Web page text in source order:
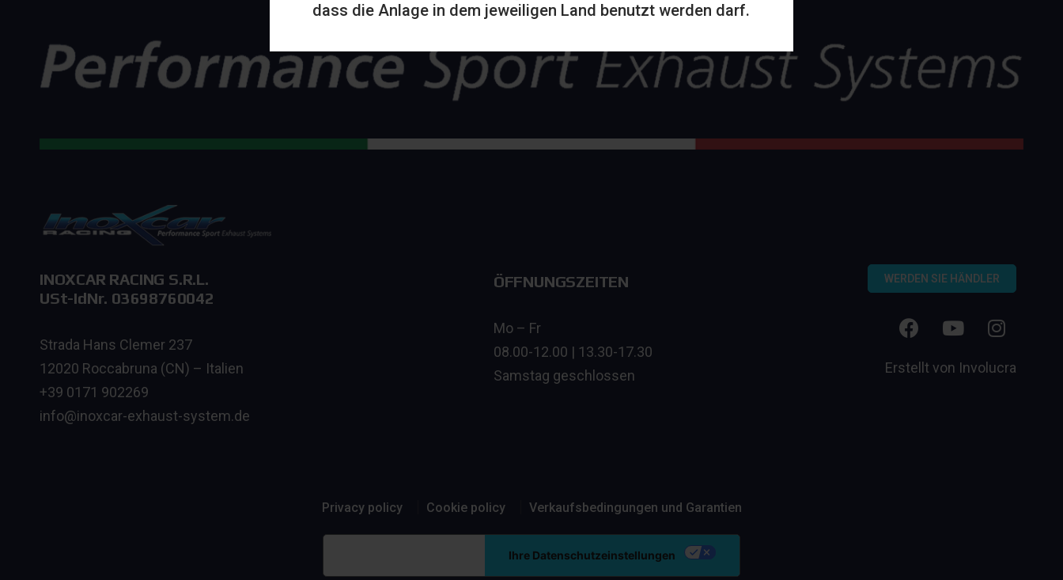
dass die Anlage in dem jeweiligen Land benutzt werden darf.
INOXCAR RACING S.R.L.
USt-IdNr. 03698760042
Strada Hans Clemer 237
12020 Roccabruna (CN) – Italien
+39 0171 902269
info@inoxcar-exhaust-system.de
ÖFFNUNGSZEITEN
Mo – Fr
08.00-12.00 | 13.30-17.30
Samstag geschlossen
WERDEN SIE HÄNDLER
Erstellt von Involucra
Privacy policy Cookie policy Verkaufsbedingungen und Garantien
Ihre Datenschutzeinstellungen